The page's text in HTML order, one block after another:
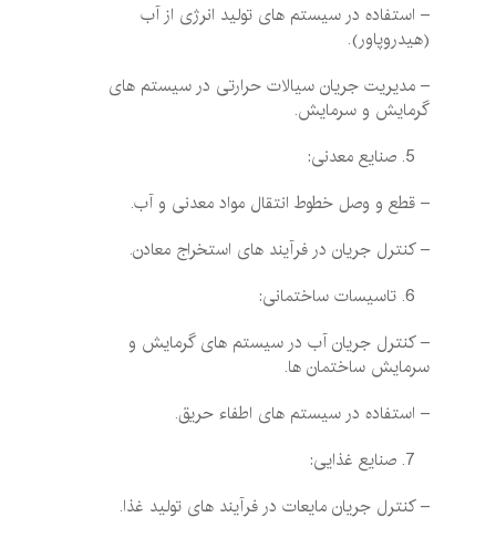
– استفاده در سیستم ‌های تولید انرژی از آب
(هیدروپاور).
– مدیریت جریان سیالات حرارتی در سیستم‌ های
گرمایش و سرمایش.
صنایع معدنی:
– قطع و وصل خطوط انتقال مواد معدنی و آب.
– کنترل جریان در فرآیند های استخراج معادن.
تاسیسات ساختمانی:
– کنترل جریان آب در سیستم‌ های گرمایش و
سرمایش ساختمان ها.
– استفاده در سیستم ‌های اطفاء حریق.
صنایع غذایی:
– کنترل جریان مایعات در فرآیند های تولید غذا.